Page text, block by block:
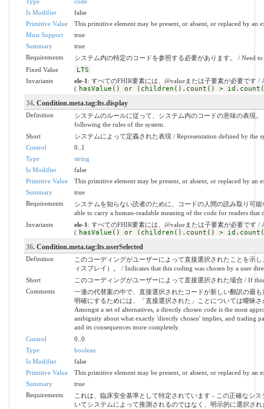
Is Modifier
false
Primitive Value
This primitive element may be present, or absent, or replaced by an
Must Support
true
Summary
true
Requirements
システム内の特定のコードを参照する必要があります。 / Need to
Fixed Value
LTS
Invariants ele-1 : すべてのFHIR要素には、@valueまたは子要素が必要です /
( hasValue() or (children().count() >
34. Condition.meta.tag:lts.display
Definition
システムのルールに従って、システム内のコードの意味の表現。
following the rules of the system.
Short
システムによって定義された表現 / Representation defined by the
Control
0..1
Type
string
Is Modifier
false
Primitive Value
This primitive element may be present, or absent, or replaced by an
Summary
true
Requirements
システムを知らない読者のために、コードの人間の読み取り可
able to carry a human-readable meaning of the code for readers that
Invariants
ele-1 : すべてのFHIR要素には、@valueまたは子要素が必要です /
( hasValue() or (children().count() >
36. Condition.meta.tag:lts.userSelected
Definition
このコーディングがユーザーによって直接選択されたことを示
ィスプレイ）。 / Indicates that this coding was chosen by a user
Short
このコーディングがユーザーによって直接選択された場合 / If
Comments
一連の代替案の中で、直接選択されたコードが新しい翻訳の最
明確にするためには、「直接選択された」ことについては曖昧
Amongst a set of alternatives, a directly chosen code is the most
ambiguity about what exactly 'directly chosen' implies, and trading
and its consequences more completely.
Control
0..0
Type
boolean
Is Modifier
false
Primitive Value
This primitive element may be present, or absent, or replaced by an
Summary
true
Requirements
これは、臨床安全基準として特定されています - この正確なシ
いてシステムによって推測されるのではなく、明示的に選択され